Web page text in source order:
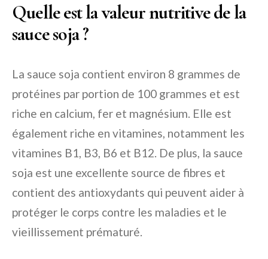
Quelle est la valeur nutritive de la
sauce soja ?
La sauce soja contient environ 8 grammes de
protéines par portion de 100 grammes et est
riche en calcium, fer et magnésium. Elle est
également riche en vitamines, notamment les
vitamines B1, B3, B6 et B12. De plus, la sauce
soja est une excellente source de fibres et
contient des antioxydants qui peuvent aider à
protéger le corps contre les maladies et le
vieillissement prématuré.